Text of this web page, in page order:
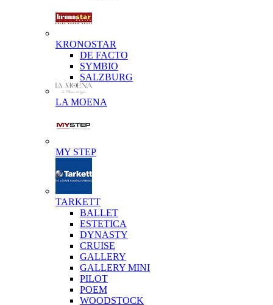
KRONOSTAR
DE FACTO
SYMBIO
SALZBURG
LA MOENA
MY STEP
TARKETT
BALLET
ESTETICA
DYNASTY
CRUISE
GALLERY
GALLERY MINI
PILOT
POEM
WOODSTOCK